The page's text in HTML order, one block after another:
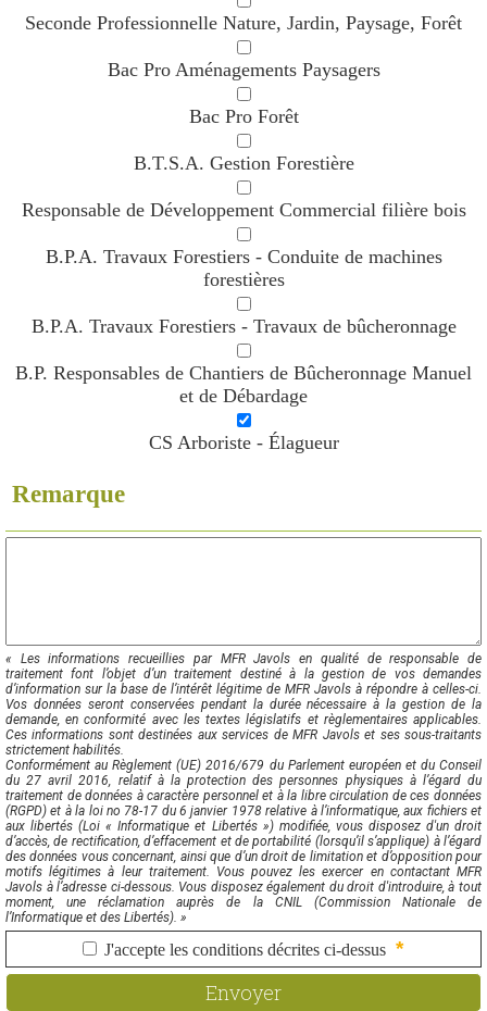
Seconde Professionnelle Nature, Jardin, Paysage, Forêt
Bac Pro Aménagements Paysagers
Bac Pro Forêt
B.T.S.A. Gestion Forestière
Responsable de Développement Commercial filière bois
B.P.A. Travaux Forestiers - Conduite de machines
forestières
B.P.A. Travaux Forestiers - Travaux de bûcheronnage
B.P. Responsables de Chantiers de Bûcheronnage Manuel
et de Débardage
CS Arboriste - Élagueur
Remarque
« Les informations recueillies par MFR Javols en qualité de responsable de
traitement font l’objet d’un traitement destiné à la gestion de vos demandes
d’information sur la base de l’intérêt légitime de MFR Javols à répondre à celles-ci.
Vos données seront conservées pendant la durée nécessaire à la gestion de la
demande, en conformité avec les textes législatifs et règlementaires applicables.
Ces informations sont destinées aux services de MFR Javols et ses sous-traitants
strictement habilités.
Conformément au Règlement (UE) 2016/679 du Parlement européen et du Conseil
du 27 avril 2016, relatif à la protection des personnes physiques à l’égard du
traitement de données à caractère personnel et à la libre circulation de ces données
(RGPD) et à la loi no 78-17 du 6 janvier 1978 relative à l’informatique, aux fichiers et
aux libertés (Loi « Informatique et Libertés ») modifiée, vous disposez d'un droit
d’accès, de rectification, d’effacement et de portabilité (lorsqu’il s’applique) à l’égard
des données vous concernant, ainsi que d’un droit de limitation et d’opposition pour
motifs légitimes à leur traitement. Vous pouvez les exercer en contactant MFR
Javols à l’adresse ci-dessous. Vous disposez également du droit d'introduire, à tout
moment, une réclamation auprès de la CNIL (Commission Nationale de
l’Informatique et des Libertés). »
J'accepte les conditions décrites ci-dessus *
Envoyer